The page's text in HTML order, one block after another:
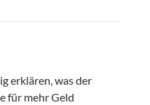
erklären, was der
für mehr Geld